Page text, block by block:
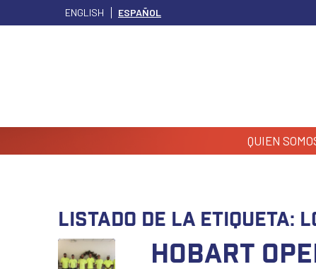
ENGLISH ESPAÑOL
QUIEN
Listado de la etiqueta:
Hobart